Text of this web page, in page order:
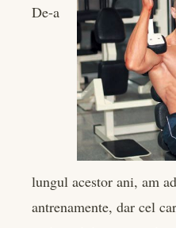
De-a
lungul acestor ani, am
antrenamente, dar cel